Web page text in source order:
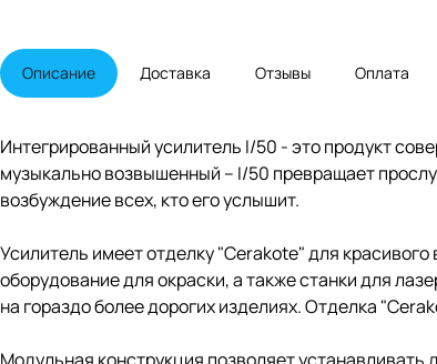
Описание Доставка Отзывы Оплата
Интегрированный усилитель I/50 - это продукт
музыкально возвышенный – I/50 превращает
возбуждение всех, кто его услышит.
Усилитель имеет отделку "Cerakote" для
оборудование для окраски, а также станки для
на гораздо более дорогих изделиях. Отделка